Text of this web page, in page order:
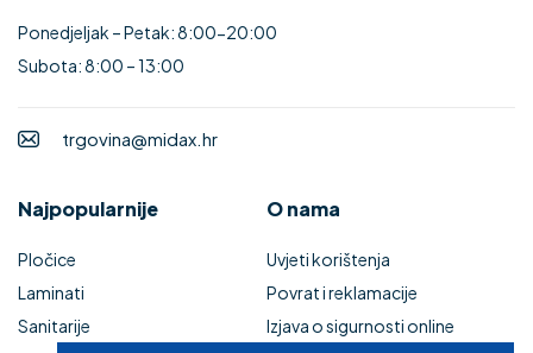
Ponedjeljak – Petak: 8:00-20:00
Subota: 8:00 – 13:00
trgovina@midax.hr
Najpopularnije
Pločice
Laminati
Sanitarije
O nama
Uvjeti korištenja
Povrat i reklamacije
Izjava o sigurnosti online